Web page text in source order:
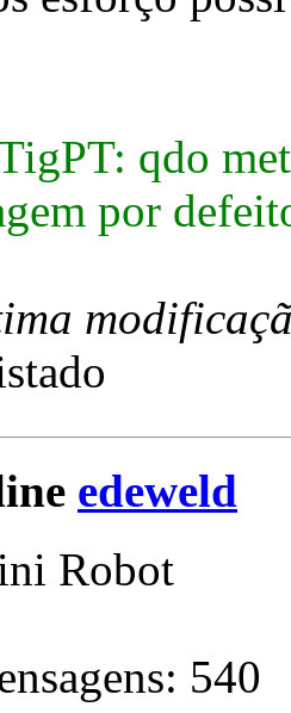
qdo
por
edeweld
Robot
540